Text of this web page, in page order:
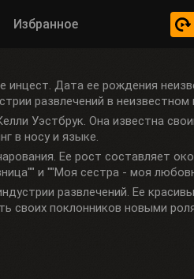
Избранное
Дата ее рождения
развлечений в неизвестном
Уэстбрук. Она известна
в носу и языке.
Ее рост составляет
и ""Моя сестра - моя
развлечений. Ее
своих поклонников новыми